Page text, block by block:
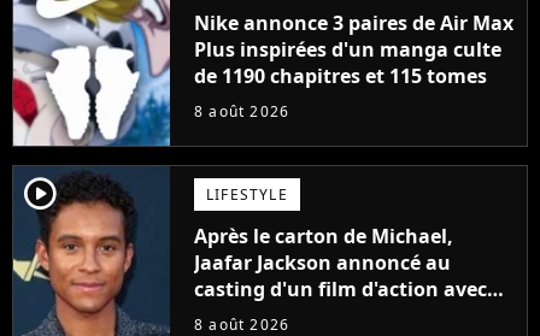
Nike annonce 3 paires de Air Max
Plus inspirées d'un manga culte
de 1190 chapitres et 115 tomes
8 août 2026
player2 LIFESTYLE
Après le carton de Michael,
Jaafar Jackson annoncé au
casting d'un film d'action avec
Will Smith
8 août 2026